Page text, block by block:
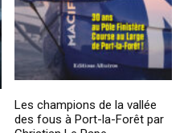
Les champions de la vallée
des fous à Port-la-Forêt par